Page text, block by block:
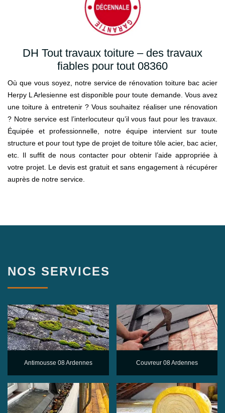
DH Tout travaux toiture – des travaux
fiables pour tout 08360
Où que vous soyez, notre service de rénovation toiture bac acier
Herpy L Arlesienne est disponible pour toute demande. Vous avez
une toiture à entretenir ? Vous souhaitez réaliser une rénovation
? Notre service est l’interlocuteur qu’il vous faut pour les travaux.
Équipée et professionnelle, notre équipe intervient sur toute
structure et pour tout type de projet de toiture tôle acier, bac acier,
etc. Il suffit de nous contacter pour obtenir l’aide appropriée à
votre projet. Le devis est gratuit et sans engagement à récupérer
auprès de notre service.
NOS SERVICES
Antimousse 08 Ardennes Couvreur 08 Ardennes